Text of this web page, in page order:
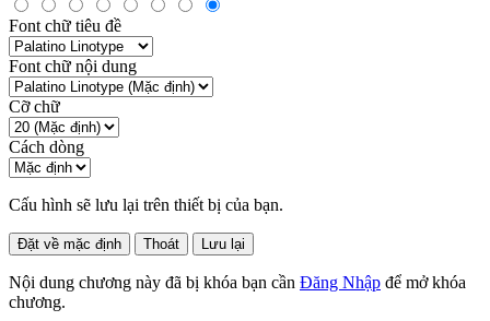
Font chữ tiêu đề
Font chữ nội dung
Cỡ chữ
Cách dòng
Cấu hình sẽ lưu lại trên thiết bị của bạn.
Đặt về mặc định Thoát Lưu lại
Nội dung chương này đã bị khóa bạn cần Đăng Nhập để mở khóa
chương.